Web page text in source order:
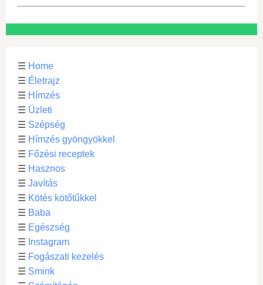
☰ Home
☰ Életrajz
☰ Hímzés
☰ Üzleti
☰ Szépség
☰ Hímzés gyöngyökkel
☰ Főzési receptek
☰ Hasznos
☰ Javítás
☰ Kötés kötőtűkkel
☰ Baba
☰ Egészség
☰ Instagram
☰ Fogászati kezelés
☰ Smink